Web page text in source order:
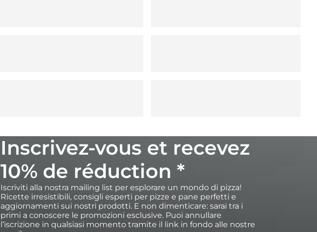
Inscrivez-vous et recevez
10% de réduction *
Iscriviti alla nostra mailing list per esplorare un mondo di pizza!
Ricette irresistibili, consigli esperti per pizze e pane perfetti e
aggiornamenti sui nostri prodotti. E non dimenticare: sarai tra i
primi a conoscere le promozioni esclusive. Puoi annullare
l’iscrizione in qualsiasi momento tramite il link in fondo alle nostre